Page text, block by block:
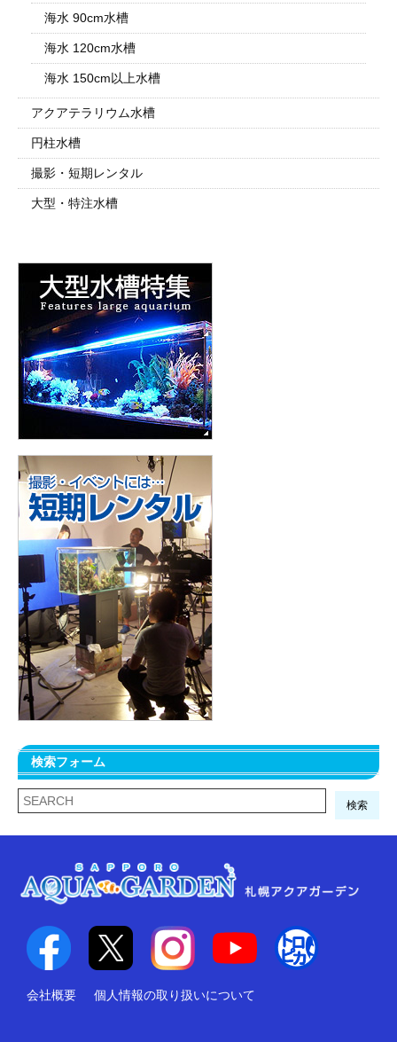
海水 90cm水槽
海水 120cm水槽
海水 150cm以上水槽
アクアテラリウム水槽
円柱水槽
撮影・短期レンタル
大型・特注水槽
検索フォーム
検索
会社概要 個人情報の取り扱いについて